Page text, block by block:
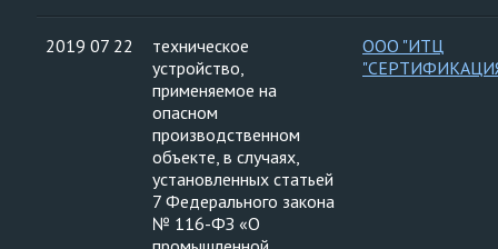
2019 07 22
техническое
устройство,
применяемое на
опасном
производственном
объекте, в случаях,
установленных статьей
7 Федерального закона
№ 116-ФЗ «О
ООО "ИТЦ